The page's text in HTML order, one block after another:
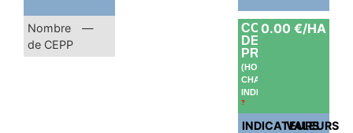
Nombre
de CEPP
—
COÛT
DE
PRODUCTION
(HORS
CHARGES
INDIRECTES)
?
0.00 €/HA
INDICATEURS
VALEURS